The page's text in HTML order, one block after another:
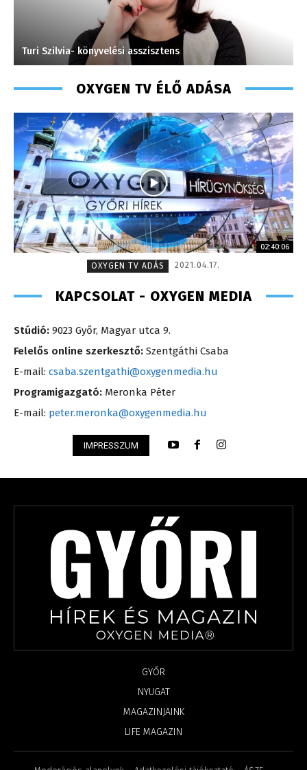
Turi Szilvia- könyvelési asszisztens
OXYGEN TV ÉLŐ ADÁSA
02:40:06
OXYGEN TV ADÁS
2021.04.17.
KAPCSOLAT - OXYGEN MEDIA
Stúdió: 9023 Győr, Magyar utca 9.
Felelős online szerkesztő: Szentgáthi Csaba
E-mail: csaba.szentgathi@oxygenmedia.hu
Programigazgató: Meronka Péter
E-mail: peter.meronka@oxygenmedia.hu
IMPRESSZUM
GYŐR
NYUGAT
MAGAZINJAINK
LIFE MAGAZIN